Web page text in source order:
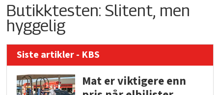
Butikktesten: Slitent, men
hyggelig
Siste artikler - KBS
Mat er viktigere enn